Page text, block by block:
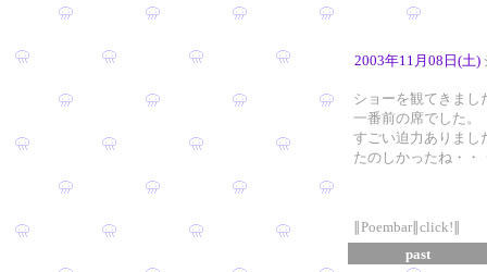
2003年11月08日(土)
ショーを観てきまし
一番前の席でした。
すごい迫力ありまし
たのしかったね・・
∥Poembar∥click!∥
past